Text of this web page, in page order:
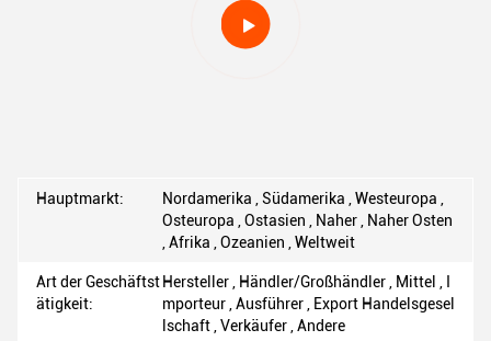
Hauptmarkt:
Nordamerika , Südamerika , Westeuropa ,
Osteuropa , Ostasien , Naher , Naher Osten
, Afrika , Ozeanien , Weltweit
Art der Geschäftst
ätigkeit:
Hersteller , Händler/Großhändler , Mittel , I
mporteur , Ausführer , Export Handelsgesel
lschaft , Verkäufer , Andere